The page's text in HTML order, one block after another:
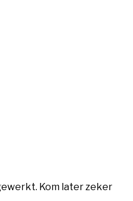
Kom later zeker